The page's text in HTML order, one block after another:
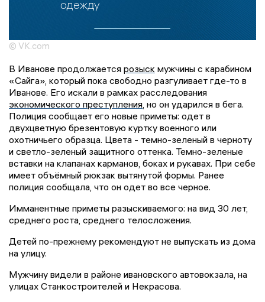
© VK.com
В Иванове продолжается розыск мужчины с карабином
«Сайга», который пока свободно разгуливает где-то в
Иванове. Его искали в рамках расследования
экономического преступления, но он ударился в бега.
Полиция сообщает его новые приметы: одет в
двухцветную брезентовую куртку военного или
охотничьего образца. Цвета - темно-зеленый в черноту
и светло-зеленый защитного оттенка. Темно-зеленые
вставки на клапанах карманов, боках и рукавах. При себе
имеет объёмный рюкзак вытянутой формы. Ранее
полиция сообщала, что он одет во все черное.
Имманентные приметы разыскиваемого: на вид 30 лет,
среднего роста, среднего телосложения.
Детей по-прежнему рекомендуют не выпускать из дома
на улицу.
Мужчину видели в районе ивановского автовокзала, на
улицах Станкостроителей и Некрасова.